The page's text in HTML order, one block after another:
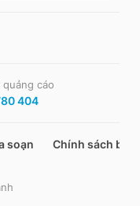
quảng cáo
404
soạn Chính sách bảo